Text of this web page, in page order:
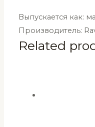
Выпускается как:
Производитель:
Related